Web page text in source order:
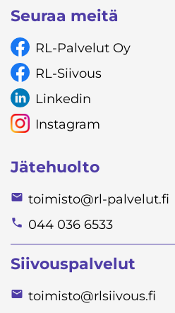
Seuraa meitä
RL-Palvelut Oy
RL-Siivous
Linkedin
Instagram
Jätehuolto
toimisto@rl-palvelut.fi
044 036 6533
Siivouspalvelut
toimisto@rlsiivous.fi